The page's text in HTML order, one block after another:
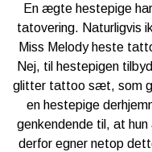
En ægte hestepige
tatovering. Naturligvis
Miss Melody heste
Nej, til hestepigen
glitter tattoo sæt, som
en hestepige
genkendende til, at
derfor egner netop